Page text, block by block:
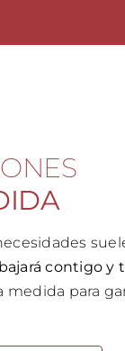
contigo y
medida para